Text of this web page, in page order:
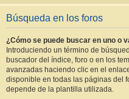
Búsqueda en los foros
¿Cómo se puede buscar en uno o
Introduciendo un término de
buscador del índice, foro o en los
avanzadas haciendo clic en el
disponible en todas las páginas del
depende de la plantilla utilizada.